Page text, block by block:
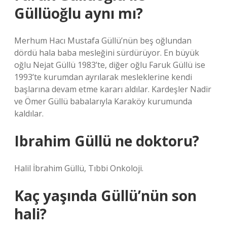
Güllüoğlu aynı mı?
Merhum Hacı Mustafa Güllü’nün beş oğlundan
dördü hala baba mesleğini sürdürüyor. En büyük
oğlu Nejat Güllü 1983’te, diğer oğlu Faruk Güllü ise
1993’te kurumdan ayrılarak mesleklerine kendi
başlarına devam etme kararı aldılar. Kardeşler Nadir
ve Ömer Güllü babalarıyla Karaköy kurumunda
kaldılar.
Ibrahim Güllü ne doktoru?
Halil İbrahim Güllü, Tıbbi Onkoloji.
Kaç yaşında Güllü’nün son
hali?